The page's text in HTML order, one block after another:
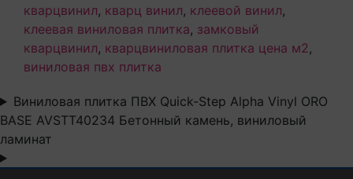
кварцвинил, кварц винил, клеевой винил,
клеевая виниловая плитка, замковый
кварцвинил, кварцвиниловая плитка цена м2 ,
виниловая пвх плитка
Виниловая плитка ПВХ Quick-Step Alpha Vinyl ORO
BASE AVSTT40234 Бетонный камень, виниловый
ламинат